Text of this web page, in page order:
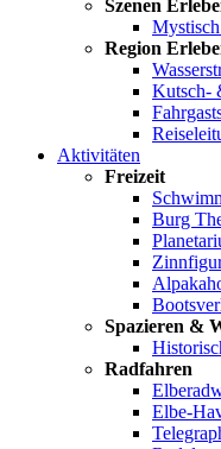
Szenen
Region
Kutsch-
Aktivitäten
Freizeit
Burg
Spazieren &
Radfahren
Elbe-